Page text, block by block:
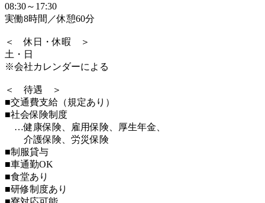
08:30～17:30
実働8時間／休憩60分
＜ 休日・休暇 ＞
土・日
※会社カレンダーによる
＜ 待遇 ＞
■交通費支給（規定あり）
■社会保険制度
…健康保険、雇用保険、厚生年金、
介護保険、労災保険
■制服貸与
■車通勤OK
■食堂あり
■研修制度あり